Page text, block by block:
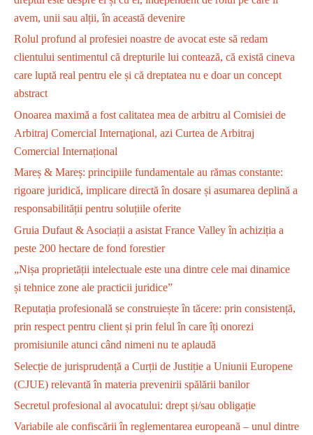
avem, unii sau alții, în această devenire
Rolul profund al profesiei noastre de avocat este să redam
clientului sentimentul că drepturile lui contează, că există cineva
care luptă real pentru ele și că dreptatea nu e doar un concept
abstract
Onoarea maximă a fost calitatea mea de arbitru al Comisiei de
Arbitraj Comercial Internaţional, azi Curtea de Arbitraj
Comercial Internațional
Mareș & Mareș: principiile fundamentale au rămas constante:
rigoare juridică, implicare directă în dosare și asumarea deplină a
responsabilității pentru soluțiile oferite
Gruia Dufaut & Asociații a asistat France Valley în achiziția a
peste 200 hectare de fond forestier
„Nișa proprietății intelectuale este una dintre cele mai dinamice
și tehnice zone ale practicii juridice”
Reputația profesională se construiește în tăcere: prin consistență,
prin respect pentru client și prin felul în care îți onorezi
promisiunile atunci când nimeni nu te aplaudă
Selecție de jurisprudență a Curții de Justiție a Uniunii Europene
(CJUE) relevantă în materia prevenirii spălării banilor
Secretul profesional al avocatului: drept și/sau obligație
Variabile ale confiscării în reglementarea europeană – unul dintre